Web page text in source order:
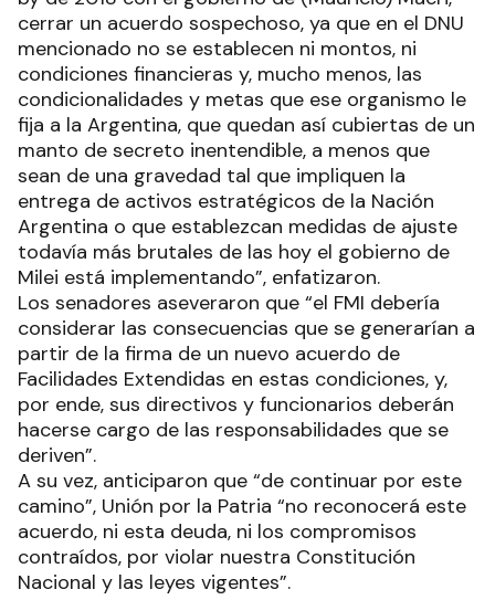
cerrar un acuerdo sospechoso, ya que en el DNU
mencionado no se establecen ni montos, ni
condiciones financieras y, mucho menos, las
condicionalidades y metas que ese organismo le
fija a la Argentina, que quedan así cubiertas de un
manto de secreto inentendible, a menos que
sean de una gravedad tal que impliquen la
entrega de activos estratégicos de la Nación
Argentina o que establezcan medidas de ajuste
todavía más brutales de las hoy el gobierno de
Milei está implementando”, enfatizaron.
Los senadores aseveraron que “el FMI debería
considerar las consecuencias que se generarían a
partir de la firma de un nuevo acuerdo de
Facilidades Extendidas en estas condiciones, y,
por ende, sus directivos y funcionarios deberán
hacerse cargo de las responsabilidades que se
deriven”.
A su vez, anticiparon que “de continuar por este
camino”, Unión por la Patria “no reconocerá este
acuerdo, ni esta deuda, ni los compromisos
contraídos, por violar nuestra Constitución
Nacional y las leyes vigentes”.